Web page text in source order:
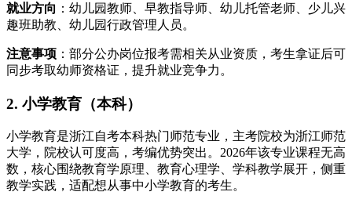
就业方向 ：幼儿园教师、早教指导师、幼儿托管老师、少儿兴
趣班助教、幼儿园行政管理人员。
注意事项 ：部分公办岗位报考需相关从业资质，考生拿证后可
同步考取幼师资格证，提升就业竞争力。
2. 小学教育（本科）
小学教育是浙江自考本科热门师范专业，主考院校为浙江师范
大学，院校认可度高，考编优势突出。2026年该专业课程无高
数，核心围绕教育学原理、教育心理学、学科教学展开，侧重
教学实践，适配想从事中小学教育的考生。